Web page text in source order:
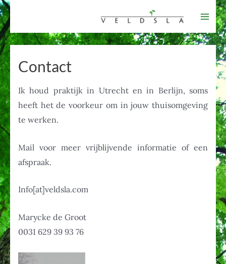
Ga
naar
de
inhoud
Contact
Ik houd praktijk in Utrecht en in Berlijn, soms
heeft het de voorkeur om in jouw thuisomgeving
te werken.
Mail voor meer vrijblijvende informatie of een
afspraak.
Info[at]veldsla.com
Marycke de Groot
0031 629 39 93 76